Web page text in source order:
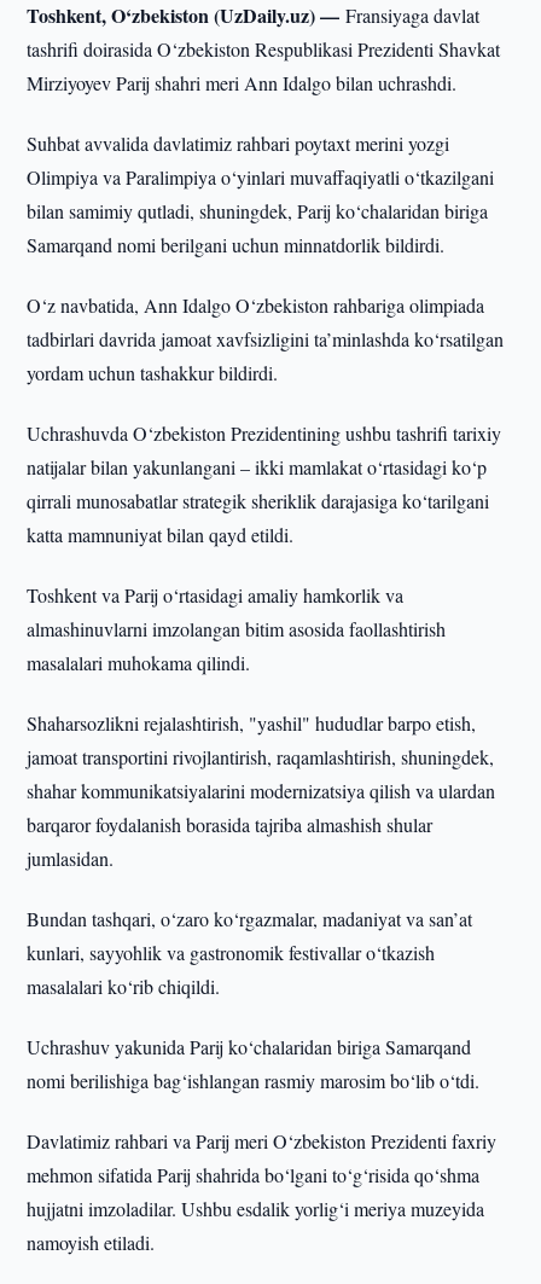
Toshkent, O‘zbekiston (UzDaily.uz) —Fransiyaga davlat
tashrifi doirasida O‘zbekiston Respublikasi Prezidenti Shavkat
Mirziyoyev Parij shahri meri Ann Idalgo bilan uchrashdi.
Suhbat avvalida davlatimiz rahbari poytaxt merini yozgi
Olimpiya va Paralimpiya o‘yinlari muvaffaqiyatli o‘tkazilgani
bilan samimiy qutladi, shuningdek, Parij ko‘chalaridan biriga
Samarqand nomi berilgani uchun minnatdorlik bildirdi.
O‘z navbatida, Ann Idalgo O‘zbekiston rahbariga olimpiada
tadbirlari davrida jamoat xavfsizligini ta’minlashda ko‘rsatilgan
yordam uchun tashakkur bildirdi.
Uchrashuvda O‘zbekiston Prezidentining ushbu tashrifi tarixiy
natijalar bilan yakunlangani – ikki mamlakat o‘rtasidagi ko‘p
qirrali munosabatlar strategik sheriklik darajasiga ko‘tarilgani
katta mamnuniyat bilan qayd etildi.
Toshkent va Parij o‘rtasidagi amaliy hamkorlik va
almashinuvlarni imzolangan bitim asosida faollashtirish
masalalari muhokama qilindi.
Shaharsozlikni rejalashtirish, "yashil" hududlar barpo etish,
jamoat transportini rivojlantirish, raqamlashtirish, shuningdek,
shahar kommunikatsiyalarini modernizatsiya qilish va ulardan
barqaror foydalanish borasida tajriba almashish shular
jumlasidan.
Bundan tashqari, o‘zaro ko‘rgazmalar, madaniyat va san’at
kunlari, sayyohlik va gastronomik festivallar o‘tkazish
masalalari ko‘rib chiqildi.
Uchrashuv yakunida Parij ko‘chalaridan biriga Samarqand
nomi berilishiga bag‘ishlangan rasmiy marosim bo‘lib o‘tdi.
Davlatimiz rahbari va Parij meri O‘zbekiston Prezidenti faxriy
mehmon sifatida Parij shahrida bo‘lgani to‘g‘risida qo‘shma
hujjatni imzoladilar. Ushbu esdalik yorlig‘i meriya muzeyida
namoyish etiladi.